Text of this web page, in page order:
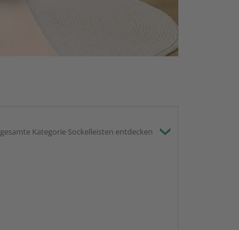
gesamte Kategorie Sockelleisten entdecken